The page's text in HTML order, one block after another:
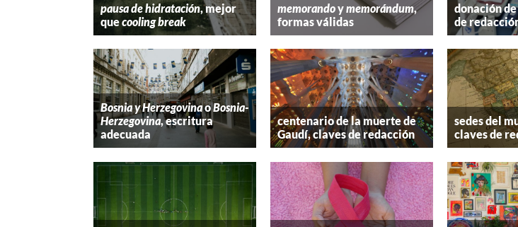
pausa de hidratación, mejor
quecooling break
memorandoymemorándum,
formas válidas
donación
de
Bosnia y HerzegovinaoBosnia-
Herzegovina, escritura
adecuada
centenario de la muerte de
Gaudí, claves de redacción
sedes del
claves de